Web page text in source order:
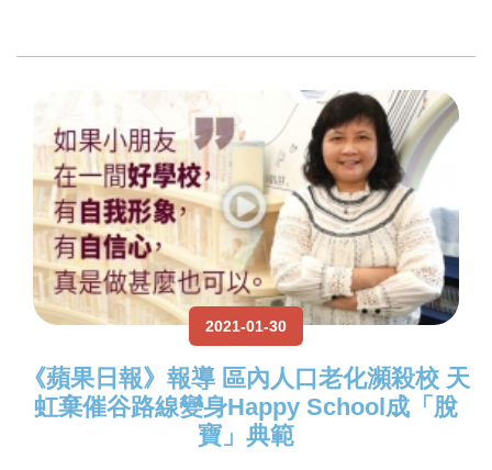
2021-01-30
《蘋果日報》報導 區內人口老化瀕殺校 天
虹棄催谷路線變身Happy School成「脫
寶」典範